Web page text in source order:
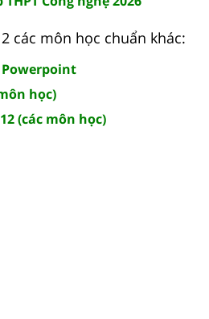
các môn học chuẩn khác:
Powerpoint
học)
(các môn học)